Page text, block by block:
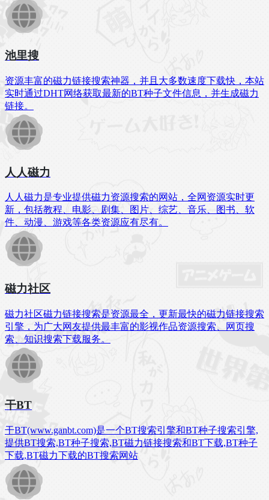
池里搜
资源丰富的磁力链接搜索神器，并且大多数速度下载快，本站
实时通过DHT网络获取最新的BT种子文件信息，并生成磁力
链接。
人人磁力
人人磁力是专业提供磁力资源搜索的网站，全网资源实时更
新，包括教程、电影、剧集、图片、综艺、音乐、图书、软
件、动漫、游戏等各类资源应有尽有。
磁力社区
磁力社区磁力链接搜索是资源最全，更新最快的磁力链接搜索
引擎，为广大网友提供最丰富的影视作品资源搜索、网页搜
索、知识搜索下载服务。
干BT
干BT(www.ganbt.com)是一个BT搜索引擎和BT种子搜索引擎,
提供BT搜索,BT种子搜索,BT磁力链接搜索和BT下载,BT种子
下载,BT磁力下载的BT搜索网站